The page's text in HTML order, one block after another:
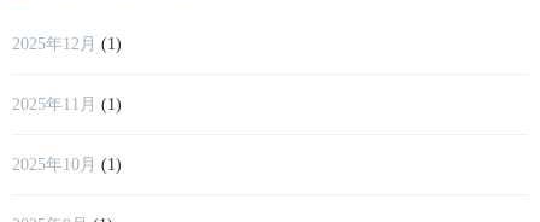
2025年12月 (1)
2025年11月 (1)
2025年10月 (1)